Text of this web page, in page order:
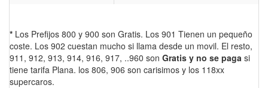
* Los Prefijos 800 y 900 son Gratis. Los 901 Tienen un pequeño
coste. Los 902 cuestan mucho si llama desde un movil. El resto,
911, 912, 913, 914, 916, 917, ..960 son Gratis y no se paga si
tiene tarifa Plana. los 806, 906 son carisimos y los 118xx
supercaros.